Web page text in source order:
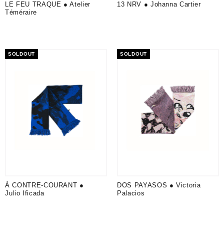
LE FEU TRAQUE ● Atelier
Téméraire
13 NRV ● Johanna Cartier
SOLDOUT
À CONTRE-COURANT ●
Julio Ificada
SOLDOUT
DOS PAYASOS ● Victoria
Palacios